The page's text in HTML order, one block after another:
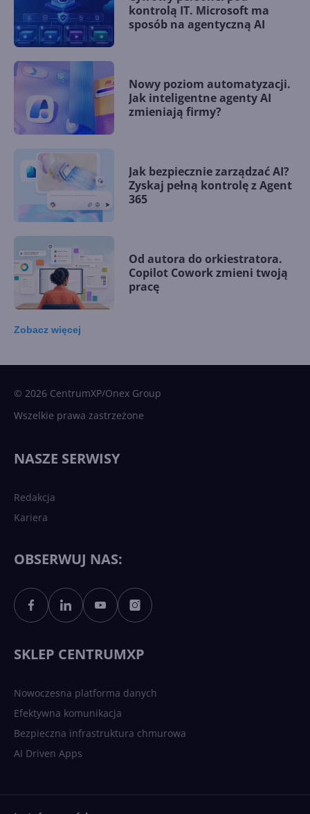
kontrolą IT. Microsoft ma
sposób na agentyczną AI
Nowy poziom automatyzacji.
Jak inteligentne agenty AI
zmieniają firmy?
Jak bezpiecznie zarządzać AI?
Zyskaj pełną kontrolę z Agent
365
Od autora do orkiestratora.
Copilot Cowork zmieni twoją
pracę
Sztuczna inteligencja po
polsku. Dość barier
Zobacz więcej
© 2026 CentrumXP/Onex Group
Wszelkie prawa zastrzeżone
NASZE SERWISY
Redakcja
Kariera
OBSERWUJ NAS:
SKLEP CENTRUMXP
Nowoczesna platforma danych
Efektywna komunikacja
Bezpieczna infrastruktura chmurowa
AI Driven Apps